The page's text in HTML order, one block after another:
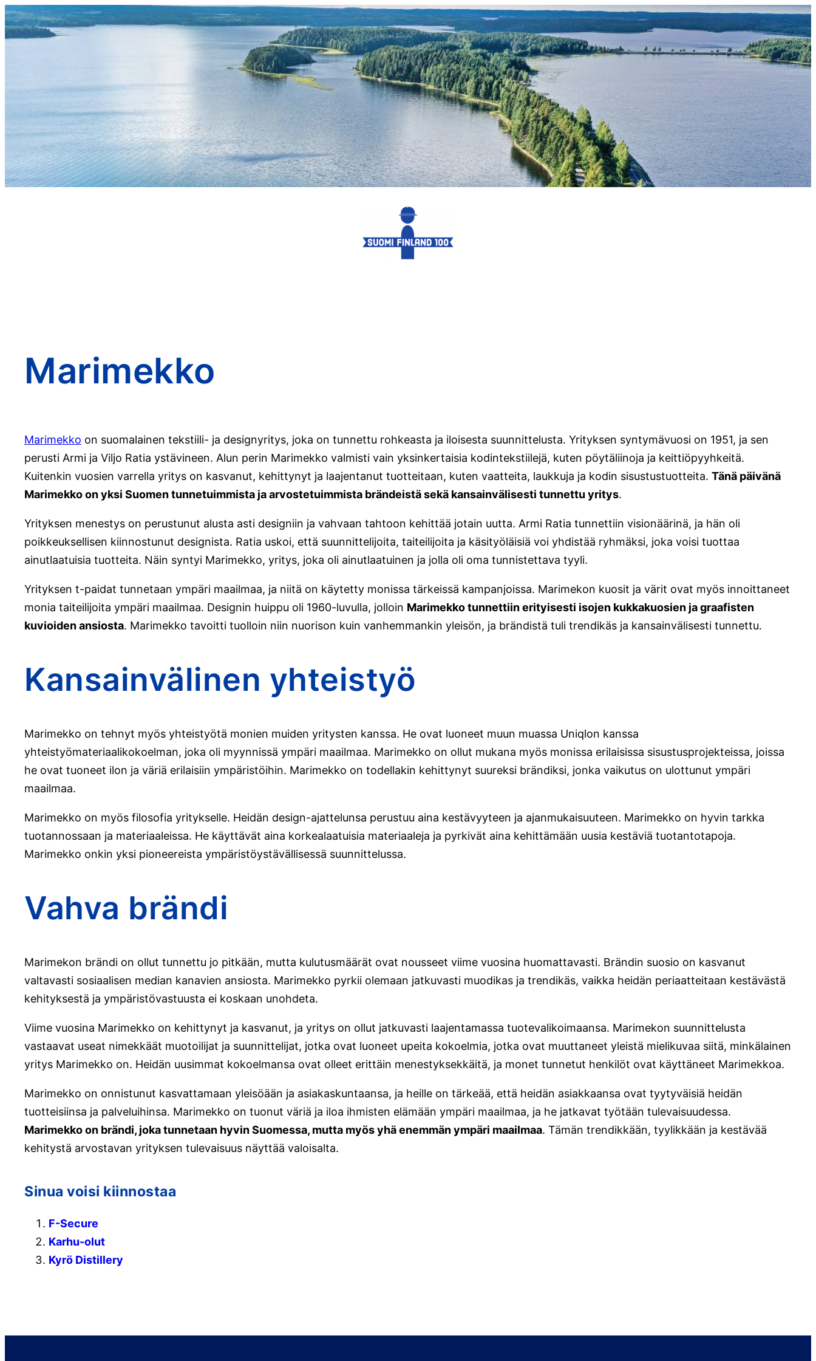
Siirry
sisältöön
Marimekko
Marimekko on suomalainen tekstiili- ja designyritys, joka on tunnettu rohkeasta ja iloisesta suunnittelusta. Yrityksen syntymävuosi on 1951, ja sen
perusti Armi ja Viljo Ratia ystävineen. Alun perin Marimekko valmisti vain yksinkertaisia kodintekstiilejä, kuten pöytäliinoja ja keittiöpyyhkeitä.
Kuitenkin vuosien varrella yritys on kasvanut, kehittynyt ja laajentanut tuotteitaan, kuten vaatteita, laukkuja ja kodin sisustustuotteita. Tänä päivänä
Marimekko on yksi Suomen tunnetuimmista ja arvostetuimmista brändeistä sekä kansainvälisesti tunnettu yritys.
Yrityksen menestys on perustunut alusta asti designiin ja vahvaan tahtoon kehittää jotain uutta. Armi Ratia tunnettiin visionäärinä, ja hän oli
poikkeuksellisen kiinnostunut designista. Ratia uskoi, että suunnittelijoita, taiteilijoita ja käsityöläisiä voi yhdistää ryhmäksi, joka voisi tuottaa
ainutlaatuisia tuotteita. Näin syntyi Marimekko, yritys, joka oli ainutlaatuinen ja jolla oli oma tunnistettava tyyli.
Yrityksen t-paidat tunnetaan ympäri maailmaa, ja niitä on käytetty monissa tärkeissä kampanjoissa. Marimekon kuosit ja värit ovat myös innoittaneet
monia taiteilijoita ympäri maailmaa. Designin huippu oli 1960-luvulla, jolloin Marimekko tunnettiin erityisesti isojen kukkakuosien ja graafisten
kuvioiden ansiosta. Marimekko tavoitti tuolloin niin nuorison kuin vanhemmankin yleisön, ja brändistä tuli trendikäs ja kansainvälisesti tunnettu.
Kansainvälinen yhteistyö
Marimekko on tehnyt myös yhteistyötä monien muiden yritysten kanssa. He ovat luoneet muun muassa Uniqlon kanssa
yhteistyömateriaalikokoelman, joka oli myynnissä ympäri maailmaa. Marimekko on ollut mukana myös monissa erilaisissa sisustusprojekteissa, joissa
he ovat tuoneet ilon ja väriä erilaisiin ympäristöihin. Marimekko on todellakin kehittynyt suureksi brändiksi, jonka vaikutus on ulottunut ympäri
maailmaa.
Marimekko on myös filosofia yritykselle. Heidän design-ajattelunsa perustuu aina kestävyyteen ja ajanmukaisuuteen. Marimekko on hyvin tarkka
tuotannossaan ja materiaaleissa. He käyttävät aina korkealaatuisia materiaaleja ja pyrkivät aina kehittämään uusia kestäviä tuotantotapoja.
Marimekko onkin yksi pioneereista ympäristöystävällisessä suunnittelussa.
Vahva brändi
Marimekon brändi on ollut tunnettu jo pitkään, mutta kulutusmäärät ovat nousseet viime vuosina huomattavasti. Brändin suosio on kasvanut
valtavasti sosiaalisen median kanavien ansiosta. Marimekko pyrkii olemaan jatkuvasti muodikas ja trendikäs, vaikka heidän periaatteitaan kestävästä
kehityksestä ja ympäristövastuusta ei koskaan unohdeta.
Viime vuosina Marimekko on kehittynyt ja kasvanut, ja yritys on ollut jatkuvasti laajentamassa tuotevalikoimaansa. Marimekon suunnittelusta
vastaavat useat nimekkäät muotoilijat ja suunnittelijat, jotka ovat luoneet upeita kokoelmia, jotka ovat muuttaneet yleistä mielikuvaa siitä, minkälainen
yritys Marimekko on. Heidän uusimmat kokoelmansa ovat olleet erittäin menestyksekkäitä, ja monet tunnetut henkilöt ovat käyttäneet Marimekkoa.
Marimekko on onnistunut kasvattamaan yleisöään ja asiakaskuntaansa, ja heille on tärkeää, että heidän asiakkaansa ovat tyytyväisiä heidän
tuotteisiinsa ja palveluihinsa. Marimekko on tuonut väriä ja iloa ihmisten elämään ympäri maailmaa, ja he jatkavat työtään tulevaisuudessa.
Marimekko on brändi, joka tunnetaan hyvin Suomessa, mutta myös yhä enemmän ympäri maailmaa. Tämän trendikkään, tyylikkään ja kestävää
kehitystä arvostavan yrityksen tulevaisuus näyttää valoisalta.
Sinua voisi kiinnostaa
F-Secure
Karhu-olut
Kyrö Distillery